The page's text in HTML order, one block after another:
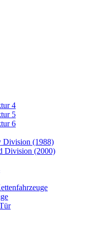
4
5
6
Division (1988)
Division (2000)